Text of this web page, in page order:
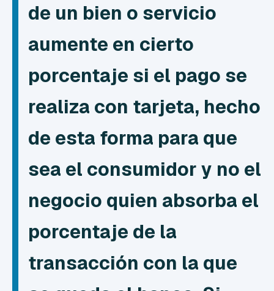
de un bien o servicio
aumente en cierto
porcentaje si el pago se
realiza con tarjeta, hecho
de esta forma para que
sea el consumidor y no el
negocio quien absorba el
porcentaje de la
transacción con la que